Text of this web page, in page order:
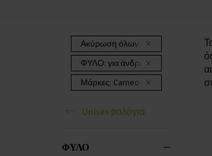
Ακύρωση όλων των φίλτρων
ΦΥΛΟ: για άνδρες και γυναίκες
Μάρκες: Carneo
Unisex ρολόγια
ΦΥΛΟ